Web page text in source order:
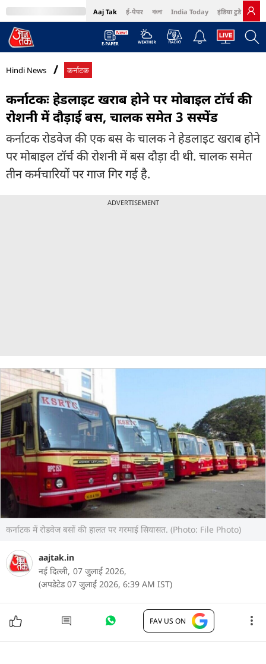
Aaj Tak ई-पेपर বাংলা India Today इंडिया टुडे हिंदी
MumbaiTak Cosmopolitan Harper's Bazaar Northeast
Hindi News कर्नाटक
कर्नाटकः हेडलाइट खराब होने पर मोबाइल टॉर्च की
रोशनी में दौड़ाई बस, चालक समेत 3 सस्पेंड
कर्नाटक रोडवेज की एक बस के चालक ने हेडलाइट खराब होने
पर मोबाइल टॉर्च की रोशनी में बस दौड़ा दी थी. चालक समेत
तीन कर्मचारियों पर गाज गिर गई है.
ADVERTISEMENT
कर्नाटक में रोडवेज बसों की हालत पर गरमाई सियासत. (Photo: File Photo)
aajtak.in
नई दिल्ली, 07 जुलाई 2026,
(अपडेटेड 07 जुलाई 2026, 6:39 AM IST)
FAV US ON